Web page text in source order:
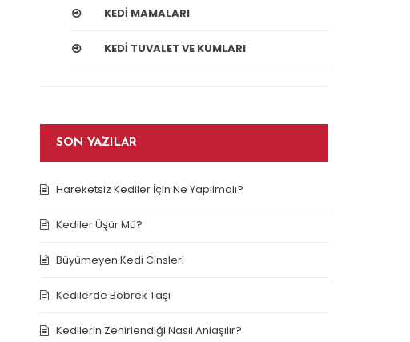
KEDI MAMALARI
KEDI TUVALET VE KUMLARI
SON YAZILAR
Hareketsiz Kediler İçin Ne Yapılmalı?
Kediler Üşür Mü?
Büyümeyen Kedi Cinsleri
Kedilerde Böbrek Taşı
Kedilerin Zehirlendiği Nasıl Anlaşılır?